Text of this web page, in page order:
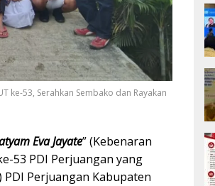
ke-53, Serahkan Sembako dan Rayakan
Eva Jayate” (Kebenaran
53 PDI Perjuangan yang
PDI Perjuangan Kabupaten